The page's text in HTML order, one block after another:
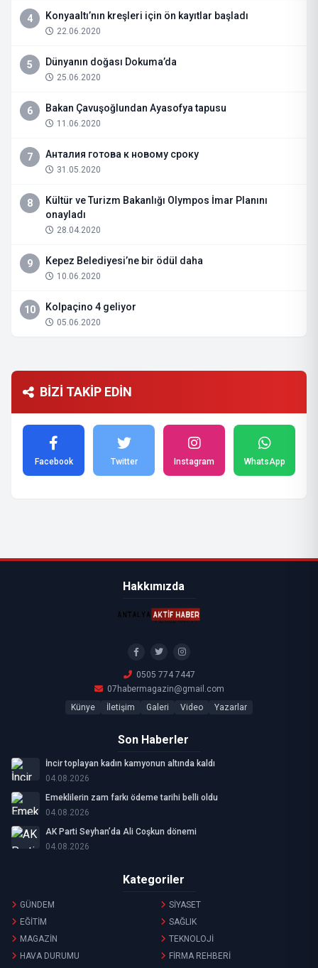
4 Konyaaltı’nın kreşleri için ön kayıtlar başladı
22.06.2020
5 Dünyanın doğası Dokuma’da
25.06.2020
6 Bakan Çavuşoğlundan Ayasofya tapusu
11.06.2020
7 Анталия готова к новому сроку
31.05.2020
8
Kültür ve Turizm Bakanlığı Olympos İmar Planını
onayladı
28.04.2020
9 Kepez Belediyesi’ne bir ödül daha
10.06.2020
10 Kolpaçino 4 geliyor
05.06.2020
BİZİ TAKİP EDİN
Facebook Twitter Instagram WhatsApp
Hakkımızda
0505 774 7447
07habermagazin@gmail.com
Künye
İletişim Galeri Video Yazarlar
Son Haberler
İncir toplayan kadın kamyonun altında kaldı
04.08.2026
Emeklilerin zam farkı ödeme tarihi belli oldu
04.08.2026
AK Parti Seyhan’da Ali Coşkun dönemi
04.08.2026
Kategoriler
GÜNDEM
SİYASET
EĞİTİM
SAĞLIK
MAGAZİN
TEKNOLOJİ
HAVA DURUMU
FİRMA REHBERİ